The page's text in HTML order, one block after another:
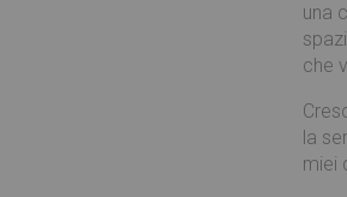
una
che
la
miei